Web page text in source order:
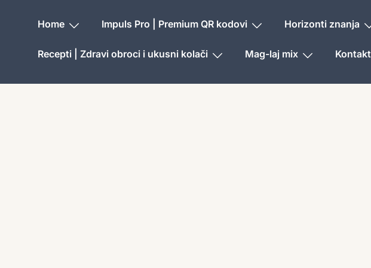
Home Impuls Pro | Premium QR kodovi Horizonti znanja
Recepti | Zdravi obroci i ukusni kolači Mag-laj mix Kontakt